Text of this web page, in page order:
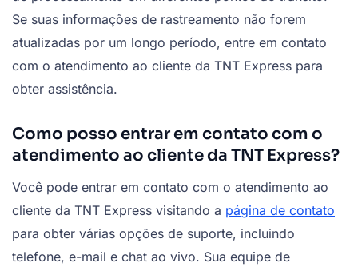
Se suas informações de rastreamento não forem
atualizadas por um longo período, entre em contato
com o atendimento ao cliente da TNT Express para
obter assistência.
Como posso entrar em contato com o
atendimento ao cliente da TNT Express?
Você pode entrar em contato com o atendimento ao
cliente da TNT Express visitando a página de contato
para obter várias opções de suporte, incluindo
telefone, e-mail e chat ao vivo. Sua equipe de